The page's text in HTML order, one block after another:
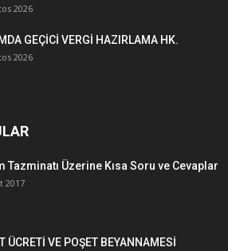
2026
GEÇİCİ VERGİ HAZIRLAMA HK.
2026
Tazminatı Üzerine Kısa Soru ve Cevaplar
2017
ÜCRETİ VE POŞET BEYANNAMESİ